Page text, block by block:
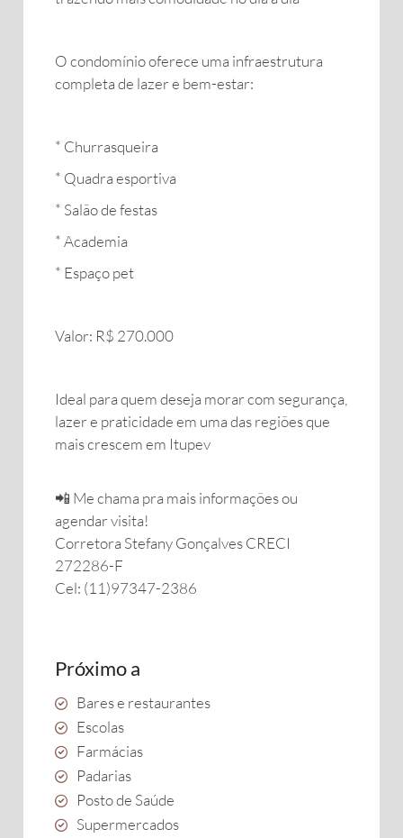
O condomínio oferece uma infraestrutura
completa de lazer e bem-estar:
* Churrasqueira
* Quadra esportiva
* Salão de festas
* Academia
* Espaço pet
Valor: R$ 270.000
Ideal para quem deseja morar com segurança,
lazer e praticidade em uma das regiões que
mais crescem em Itupev
📲 Me chama pra mais informações ou
agendar visita!
Corretora Stefany Gonçalves CRECI
272286-F
Cel: (11)97347-2386
Próximo a
Bares e restaurantes
Escolas
Farmácias
Padarias
Posto de Saúde
Supermercados